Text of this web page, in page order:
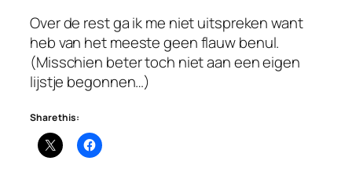
Over de rest ga ik me niet uitspreken want
heb van het meeste geen flauw benul.
(Misschien beter toch niet aan een eigen
lijstje begonnen…)
Share this: